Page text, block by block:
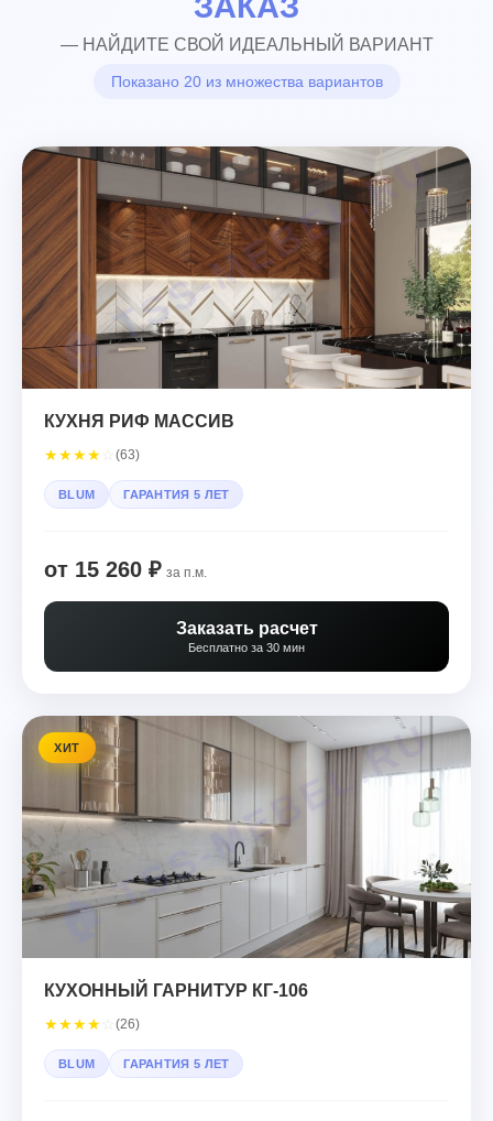
ЗАКАЗ
— НАЙДИТЕ СВОЙ ИДЕАЛЬНЫЙ ВАРИАНТ
Показано 20 из множества вариантов
КУХНЯ РИФ МАССИВ
★★★★ (63)
BLUM ГАРАНТИЯ 5 ЛЕТ
от 15 260 ₽ за п.м.
Заказать расчет
Бесплатно за 30 мин
ХИТ
КУХОННЫЙ ГАРНИТУР КГ-106
★★★★ (26)
BLUM ГАРАНТИЯ 5 ЛЕТ